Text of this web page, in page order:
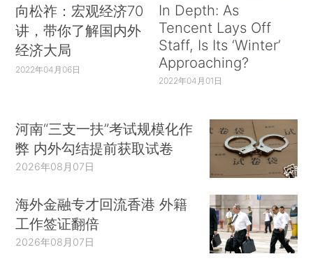
向松祚：宏观经济70
讲，带你了解国内外
经济大局
2022年04月06日
In Depth: As
Tencent Lays Off
Staff, Is Its ‘Winter’
Approaching?
2022年04月01日
河南“三支一扶”考试规模化作
弊 内外勾结提前获取试卷
2026年08月07日
海外金融专才回流香港 外籍
工作签证翻倍
2026年08月07日